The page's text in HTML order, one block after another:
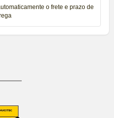
o frete e prazo de